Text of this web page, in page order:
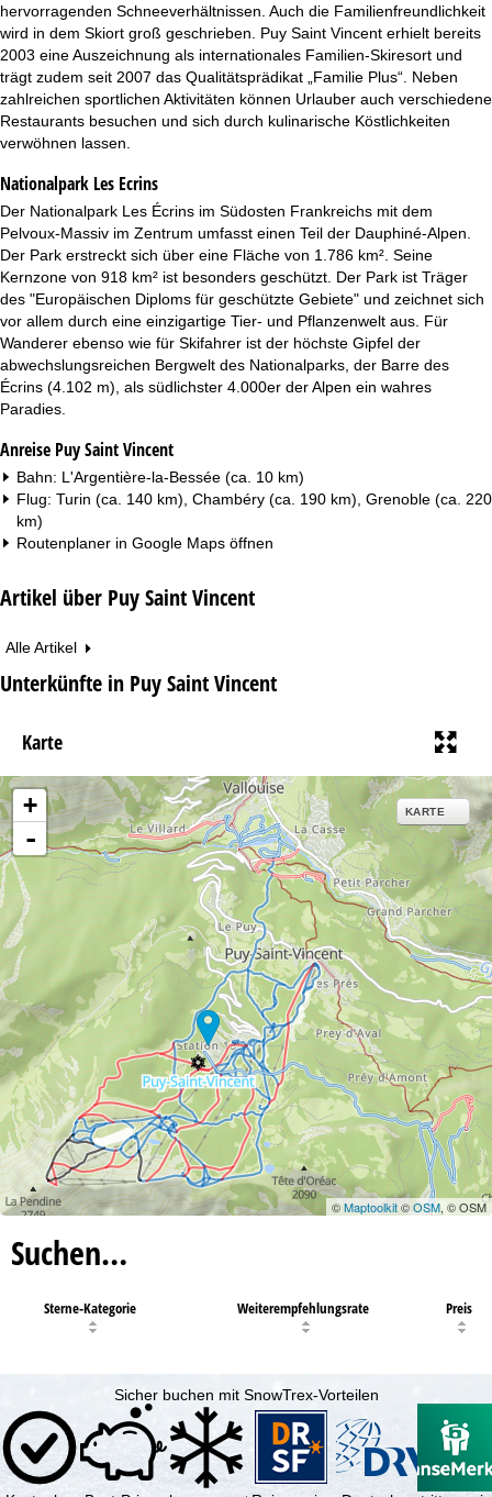
t
e
hervorragenden Schneeverhältnissen. Auch die Familienfreundlichkeit
wird in dem Skiort groß geschrieben. Puy Saint Vincent erhielt bereits
2003 eine Auszeichnung als internationales Familien-Skiresort und
trägt zudem seit 2007 das Qualitätsprädikat „Familie Plus“. Neben
zahlreichen sportlichen Aktivitäten können Urlauber auch verschiedene
Restaurants besuchen und sich durch kulinarische Köstlichkeiten
verwöhnen lassen.
Nationalpark Les Ecrins
Der Nationalpark Les Écrins im Südosten Frankreichs mit dem
Pelvoux-Massiv im Zentrum umfasst einen Teil der Dauphiné-Alpen.
Der Park erstreckt sich über eine Fläche von 1.786 km². Seine
Kernzone von 918 km² ist besonders geschützt. Der Park ist Träger
des "Europäischen Diploms für geschützte Gebiete" und zeichnet sich
vor allem durch eine einzigartige Tier- und Pflanzenwelt aus. Für
Wanderer ebenso wie für Skifahrer ist der höchste Gipfel der
abwechslungsreichen Bergwelt des Nationalparks, der Barre des
Écrins (4.102 m), als südlichster 4.000er der Alpen ein wahres
Paradies.
Anreise Puy Saint Vincent
Bahn: L'Argentière-la-Bessée (ca. 10 km)
Flug: Turin (ca. 140 km), Chambéry (ca. 190 km), Grenoble (ca. 220
km)
Routenplaner in Google Maps öffnen
Artikel über Puy Saint Vincent
Alle Artikel
Unterkünfte in Puy Saint Vincent
Karte
+
-
KARTE
©Maptoolkit©OSM, © OSM
Suchen…
Sterne-Kategorie Weiterempfehlungsrate Preis
Sicher buchen mit SnowTrex-Vorteilen